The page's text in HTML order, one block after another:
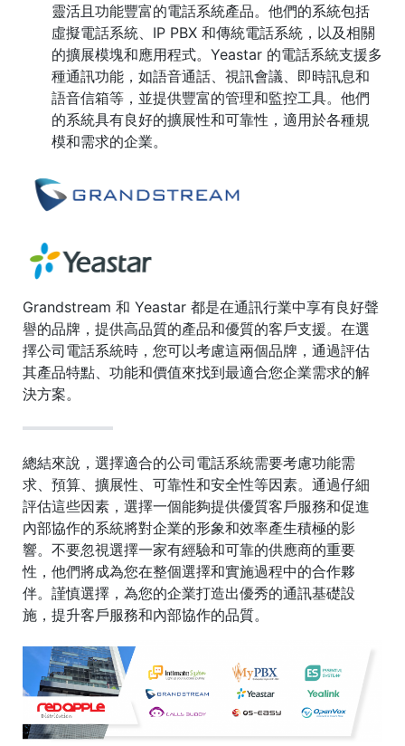
靈活且功能豐富的電話系統產品。他們的系統包括
虛擬電話系統、IP PBX 和傳統電話系統，以及相關
的擴展模塊和應用程式。Yeastar 的電話系統支援多
種通訊功能，如語音通話、視訊會議、即時訊息和
語音信箱等，並提供豐富的管理和監控工具。他們
的系統具有良好的擴展性和可靠性，適用於各種規
模和需求的企業。
Grandstream 和 Yeastar 都是在通訊行業中享有良好聲
譽的品牌，提供高品質的產品和優質的客戶支援。在選
擇公司電話系統時，您可以考慮這兩個品牌，通過評估
其產品特點、功能和價值來找到最適合您企業需求的解
決方案。
總結來說，選擇適合的公司電話系統需要考慮功能需
求、預算、擴展性、可靠性和安全性等因素。通過仔細
評估這些因素，選擇一個能夠提供優質客戶服務和促進
內部協作的系統將對企業的形象和效率產生積極的影
響。不要忽視選擇一家有經驗和可靠的供應商的重要
性，他們將成為您在整個選擇和實施過程中的合作夥
伴。謹慎選擇，為您的企業打造出優秀的通訊基礎設
施，提升客戶服務和內部協作的品質。